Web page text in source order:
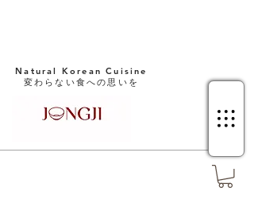
Natural Korean Cuisine​
変わらない食への思いを